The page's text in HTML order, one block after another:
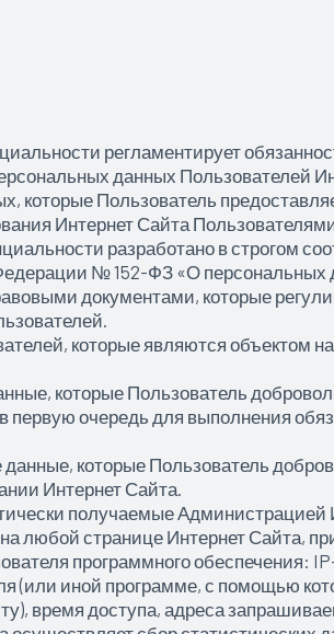
регламентирует
данных Пользователей
которые Пользователь
Интернет Сайта
разработано в строгом
№ 152-ФЗ «О персональных
документами, которые
которые являются объектом
которые Пользователь
первую очередь для выполнения
которые Пользователь
Интернет Сайта.
получаемые Администрацией
любой странице Интернет Сайта,
программного обеспечения:
(или иной программе, с помощью
время доступа, адреса